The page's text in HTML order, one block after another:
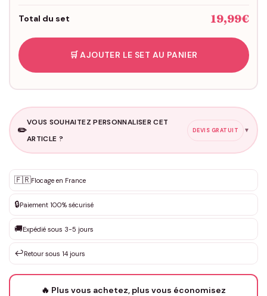
Total du set 19,99€
🛒 AJOUTER LE SET AU PANIER
✏️
VOUS SOUHAITEZ PERSONNALISER CET
ARTICLE ?
DEVIS GRATUIT ▼
✨ Personnalisation sur mesure
DEVIS GRATUIT · Personnalisation de 3 à 10€ selon la demande
Que souhaitez-vous ?*
Votre texte / idée*
🇫🇷Flocage en France
🔒Paiement 100% sécurisé
🚚Expédié sous 3-5 jours
↩️Retour sous 14 jours
🔥 Plus vous achetez, plus vous économisez